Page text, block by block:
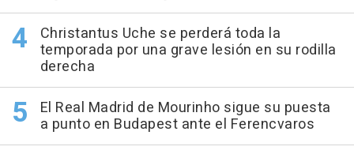
Christantus Uche se perderá toda la
temporada por una grave lesión en su rodilla
derecha
El Real Madrid de Mourinho sigue su puesta
a punto en Budapest ante el Ferencvaros